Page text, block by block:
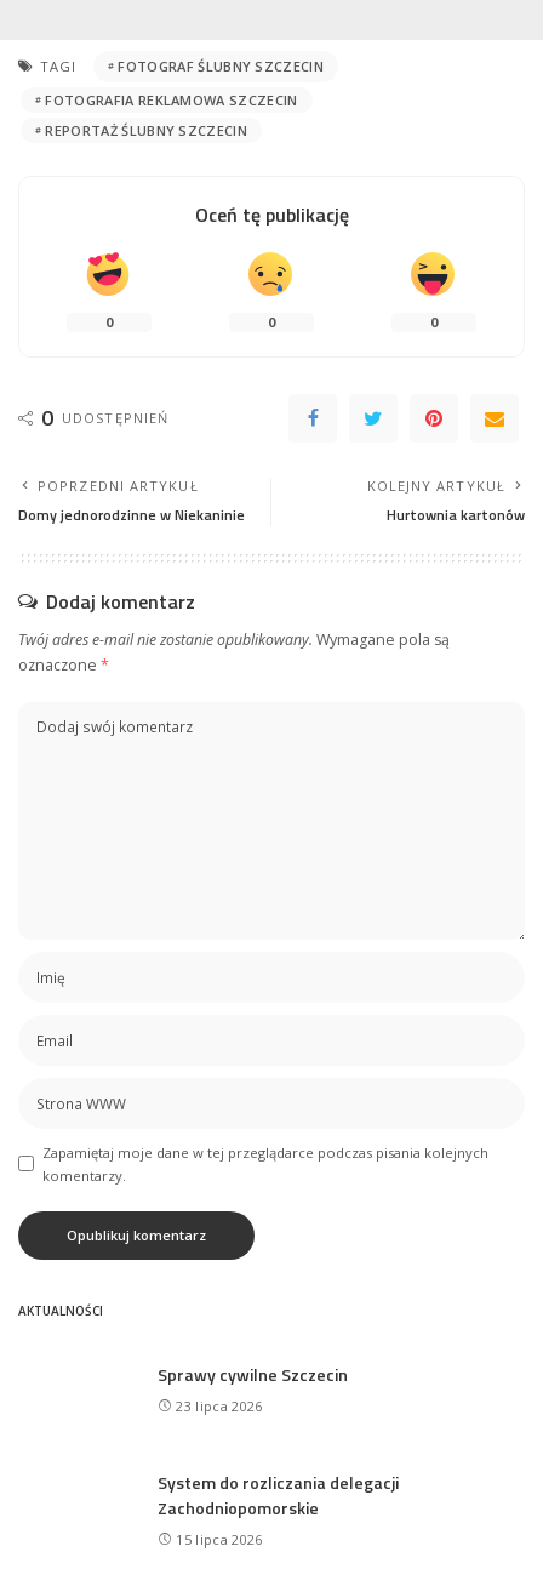
TAGI
FOTOGRAF ŚLUBNY SZCZECIN
FOTOGRAFIA REKLAMOWA SZCZECIN
REPORTAŻ ŚLUBNY SZCZECIN
Oceń tę publikację
0 0 0
0 UDOSTĘPNIEŃ
POPRZEDNI ARTYKUŁ
Domy jednorodzinne w Niekaninie
KOLEJNY ARTYKUŁ
Hurtownia kartonów
Dodaj komentarz
Twój adres e-mail nie zostanie opublikowany. Wymagane pola są
oznaczone *
Zapamiętaj moje dane w tej przeglądarce podczas pisania kolejnych
komentarzy.
AKTUALNOŚCI
Sprawy cywilne Szczecin
23 lipca 2026
System do rozliczania delegacji
Zachodniopomorskie
15 lipca 2026